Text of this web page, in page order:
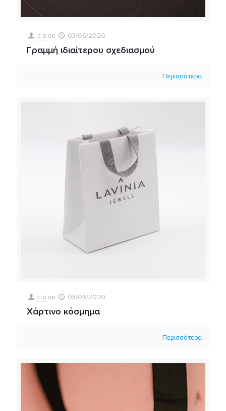
c b on 03/06/2020
Γραμμή ιδιαίτερου σχεδιασμού
Περισσότερα
c b on 03/06/2020
Χάρτινο κόσμημα
Περισσότερα